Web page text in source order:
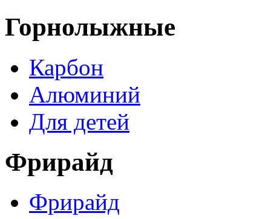
Горнолыжные
Карбон
Алюминий
Для детей
Фрирайд
Фрирайд